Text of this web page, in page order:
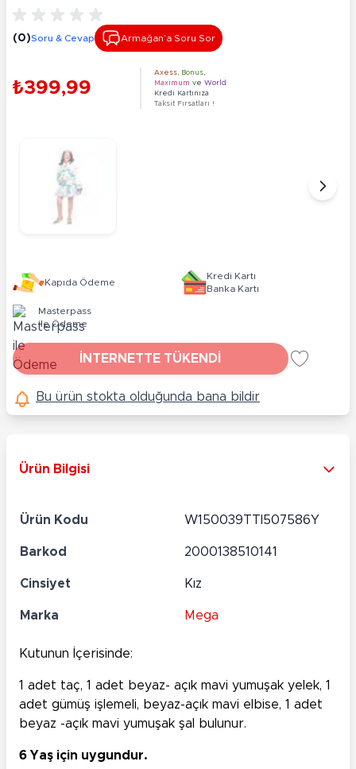
(0)Soru & Cevap Armağan’a Soru Sor
₺399,99
Axess Bonus
Maximum ve World
Kredi Kartınıza
Taksit Fırsatları !
Kapıda Ödeme
Kredi Kartı
Banka Kartı
Masterpass
ile Ödeme
İNTERNETTE TÜKENDİ
Bu ürün stokta olduğunda bana bildir
Ürün Bilgisi
Ürün Kodu W150039TTI507586Y
Barkod 2000138510141
Cinsiyet Kız
Marka Mega
Kutunun İçerisinde:
1 adet taç, 1 adet beyaz- açık mavi yumuşak yelek, 1
adet gümüş işlemeli, beyaz-açık mavi elbise, 1 adet
beyaz -açık mavi yumuşak şal bulunur.
6 Yaş için uygundur.